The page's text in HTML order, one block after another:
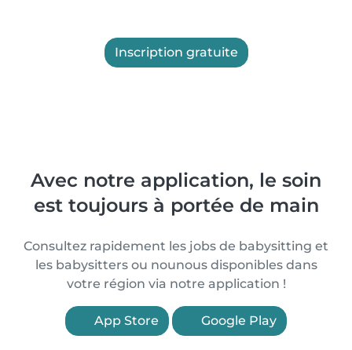
Inscription gratuite
Avec notre application, le soin
est toujours à portée de main
Consultez rapidement les jobs de babysitting et
les babysitters ou nounous disponibles dans
votre région via notre application !
App Store Google Play